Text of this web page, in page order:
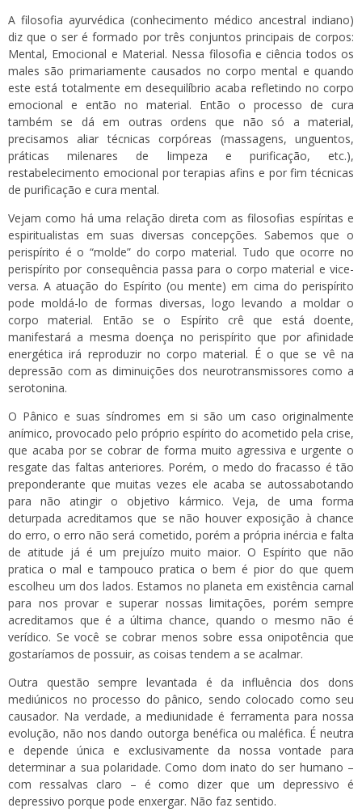
A filosofia ayurvédica (conhecimento médico ancestral indiano)
diz que o ser é formado por três conjuntos principais de corpos:
Mental, Emocional e Material. Nessa filosofia e ciência todos os
males são primariamente causados no corpo mental e quando
este está totalmente em desequilíbrio acaba refletindo no corpo
emocional e então no material. Então o processo de cura
também se dá em outras ordens que não só a material,
precisamos aliar técnicas corpóreas (massagens, unguentos,
práticas milenares de limpeza e purificação, etc.),
restabelecimento emocional por terapias afins e por fim técnicas
de purificação e cura mental.
Vejam como há uma relação direta com as filosofias espíritas e
espiritualistas em suas diversas concepções. Sabemos que o
perispírito é o “molde” do corpo material. Tudo que ocorre no
perispírito por consequência passa para o corpo material e vice-
versa. A atuação do Espírito (ou mente) em cima do perispírito
pode moldá-lo de formas diversas, logo levando a moldar o
corpo material. Então se o Espírito crê que está doente,
manifestará a mesma doença no perispírito que por afinidade
energética irá reproduzir no corpo material. É o que se vê na
depressão com as diminuições dos neurotransmissores como a
serotonina.
O Pânico e suas síndromes em si são um caso originalmente
anímico, provocado pelo próprio espírito do acometido pela crise,
que acaba por se cobrar de forma muito agressiva e urgente o
resgate das faltas anteriores. Porém, o medo do fracasso é tão
preponderante que muitas vezes ele acaba se autossabotando
para não atingir o objetivo kármico. Veja, de uma forma
deturpada acreditamos que se não houver exposição à chance
do erro, o erro não será cometido, porém a própria inércia e falta
de atitude já é um prejuízo muito maior. O Espírito que não
pratica o mal e tampouco pratica o bem é pior do que quem
escolheu um dos lados. Estamos no planeta em existência carnal
para nos provar e superar nossas limitações, porém sempre
acreditamos que é a última chance, quando o mesmo não é
verídico. Se você se cobrar menos sobre essa onipotência que
gostaríamos de possuir, as coisas tendem a se acalmar.
Outra questão sempre levantada é da influência dos dons
mediúnicos no processo do pânico, sendo colocado como seu
causador. Na verdade, a mediunidade é ferramenta para nossa
evolução, não nos dando outorga benéfica ou maléfica. É neutra
e depende única e exclusivamente da nossa vontade para
determinar a sua polaridade. Como dom inato do ser humano –
com ressalvas claro – é como dizer que um depressivo é
depressivo porque pode enxergar. Não faz sentido.